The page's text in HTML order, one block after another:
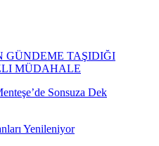
GÜNDEME TAŞIDIĞI
MÜDAHALE
Sonsuza Dek
Yenileniyor